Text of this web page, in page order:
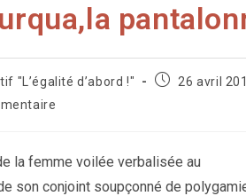
"L’égalité d’abord !"
Publication
26 avril
:
la femme voilée verbalisée au
son conjoint soupçonné de